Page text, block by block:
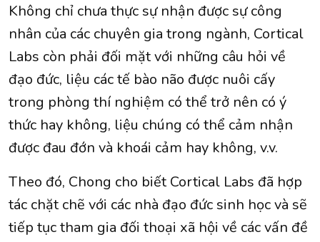
Không chỉ chưa thực sự nhận được sự công
nhân của các chuyên gia trong ngành, Cortical
Labs còn phải đối mặt với những câu hỏi về
đạo đức, liệu các tế bào não được nuôi cấy
trong phòng thí nghiệm có thể trở nên có ý
thức hay không, liệu chúng có thể cảm nhận
được đau đớn và khoái cảm hay không, v.v.
Theo đó, Chong cho biết Cortical Labs đã hợp
tác chặt chẽ với các nhà đạo đức sinh học và sẽ
tiếp tục tham gia đối thoại xã hội về các vấn đề